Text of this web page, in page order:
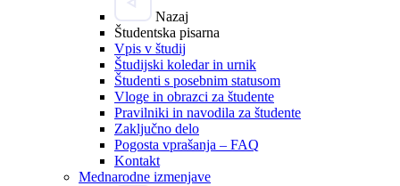
Nazaj
Študentska pisarna
Vpis v študij
Študijski koledar in urnik
Študenti s posebnim statusom
Vloge in obrazci za študente
Pravilniki in navodila za študente
Zaključno delo
Pogosta vprašanja – FAQ
Kontakt
Mednarodne izmenjave